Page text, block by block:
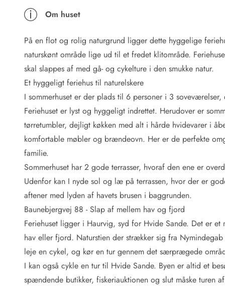
Forbrugsafregning (Strøm, vand...)
Lån og lej
Rengøring
Gavekort
Book tidligt
Lejebetingelser
Vejret i Danmark
Sæsontider
Baderegler
Naturbeskyttelse
Webcam
Fotokonkurrence
Fordele hos os
Esmark Rejsecurity
Esmark KidsVIP
Esmark VIP: Fordele og rabataftaler
Prisgaranti
Ingen depositum
Gæsteanmeldelser
Gratis WiFi i ferieområdet
Om huset
På en flot og rolig naturgrund ligger dette hyggelige
naturskønt område lige ud til et fredet klitområde.
skal slappes af med gå- og cykelture i den smukke natur.
Et hyggeligt feriehus til naturelskere
I sommerhuset er der plads til 6 personer i 3
Feriehuset er lyst og hyggeligt indrettet. Herudover er
tørretumbler, dejligt køkken med alt i hårde hvidevarer i
komfortable møbler og brændeovn. Her er de perfekte
familie.
Sommerhuset har 2 gode terrasser, hvoraf den ene er
Udenfor kan I nyde sol og læ på terrassen, hvor der er
aftener med lyden af havets brusen i baggrunden.
Baunebjergvej 88 - Slap af mellem hav og fjord
Feriehuset ligger i Haurvig, syd for Hvide Sande. Det er et
hav eller fjord. Naturstien der strækker sig fra
leje en cykel, og kør en tur gennem det særprægede
I kan også cykle en tur til Hvide Sande. Byen er altid et
spændende butikker, fiskeriauktionen og slut måske turen